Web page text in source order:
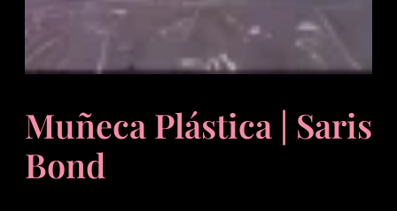
Muñeca Plástica | Saris
Bond